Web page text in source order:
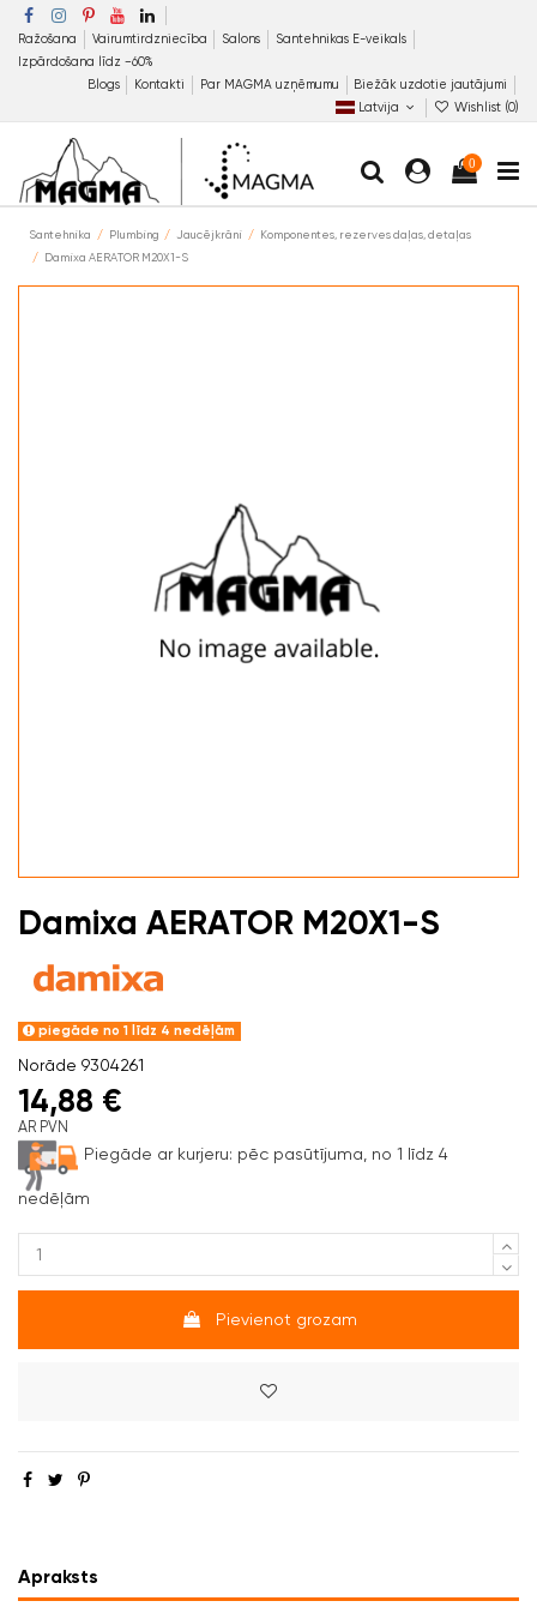
Ražošana Vairumtirdzniecība Salons
Santehnikas E-veikals
Izpārdošana līdz −60%
Blogs
Kontakti Par MAGMA uzņēmumu
Biežāk uzdotie jautājumi
Latvija
Wishlist (0)
0
Santehnika Plumbing Jaucējkrāni
Komponentes, rezerves daļas, detaļas
Damixa AERATOR M20X1-S
Damixa AERATOR M20X1-S
piegāde no 1 līdz 4 nedēļām
Norāde 9304261
14,88 €
AR PVN
Piegāde ar kurjeru: pēc pasūtījuma, no 1 līdz 4
nedēļām
Pievienot grozam
Apraksts